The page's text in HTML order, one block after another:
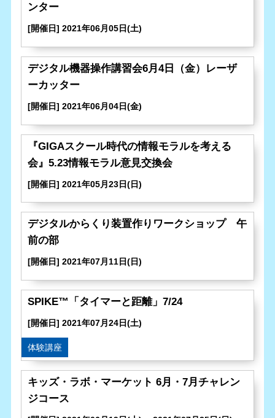
ンター
[開催日] 2021年06月05日(土)
デジタル機器操作講習会6月4日（金）レーザ
ーカッター
[開催日] 2021年06月04日(金)
『GIGAスクール時代の情報モラルを考える
会』5.23情報モラル意見交換会
[開催日] 2021年05月23日(日)
デジタルからくり装置作りワークショップ 午
前の部
[開催日] 2021年07月11日(日)
SPIKE™「タイマーと距離」7/24
[開催日] 2021年07月24日(土)
体験講座
キッズ・ラボ・マーケット 6月・7月チャレン
ジコース